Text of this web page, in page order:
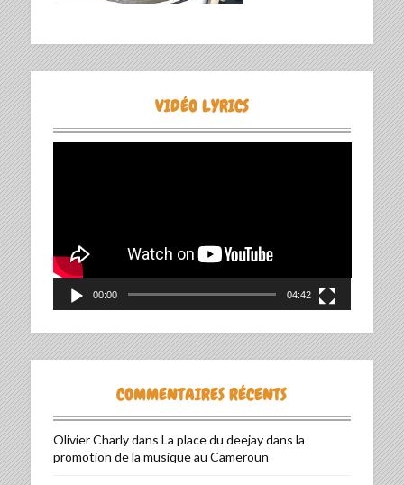
VIDÉO LYRICS
00:00 04:42
COMMENTAIRES RÉCENTS
Olivier Charlydans La place du deejay dans la
promotion de la musique au Cameroun